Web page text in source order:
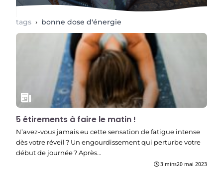
tags › bonne dose d'énergie
5 étirements à faire le matin !
N’avez-vous jamais eu cette sensation de fatigue intense
dès votre réveil ? Un engourdissement qui perturbe votre
début de journée ? Après…
3 mins20 mai 2023